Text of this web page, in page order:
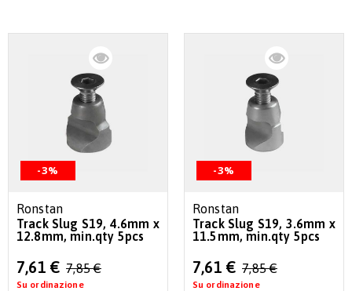
-3%
Ronstan
Track Slug S19, 4.6mm x
12.8mm, min.qty 5pcs
Special
Price
7,61 € 7,85 €
Su ordinazione
-3%
Ronstan
Track Slug S19, 3.6mm x
11.5mm, min.qty 5pcs
Special
Price
7,61 € 7,85 €
Su ordinazione